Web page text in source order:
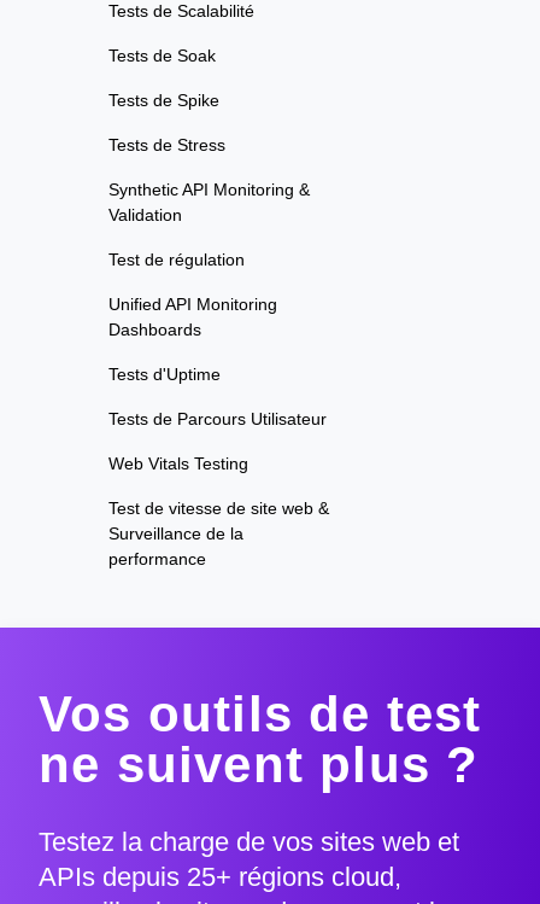
Tests de Scalabilité
Tests de Soak
Tests de Spike
Tests de Stress
Synthetic API Monitoring &
Validation
Test de régulation
Unified API Monitoring
Dashboards
Tests d'Uptime
Tests de Parcours Utilisateur
Web Vitals Testing
Test de vitesse de site web &
Surveillance de la
performance
Vos outils de test
ne suivent plus ?
Testez la charge de vos sites web et
APIs depuis 25+ régions cloud,